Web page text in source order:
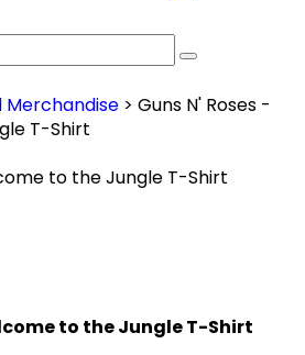
Merchandise > Guns N' Roses -
T-Shirt
to the Jungle T-Shirt
to the Jungle T-Shirt